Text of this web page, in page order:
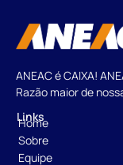
ANEAC é CAIXA!
Razão maior de
Links
Home
Sobre
Equipe